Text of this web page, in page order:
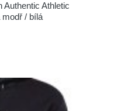
Authentic Athletic
modř / bílá